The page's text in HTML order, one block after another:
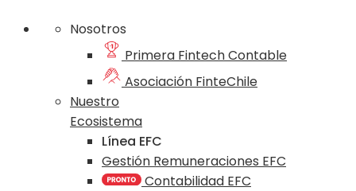
Nosotros
Primera Fintech Contable
Asociación FinteChile
Nuestro
Ecosistema
Línea EFC
Gestión Remuneraciones EFC
Contabilidad EFC